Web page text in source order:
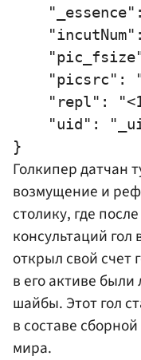
"picsrc":
"repl":
"uid":
Голкипер датчан
возмущение и
столику, где
консультаций
открыл свой счет
в его активе
шайбы. Этот гол
в составе
мира.